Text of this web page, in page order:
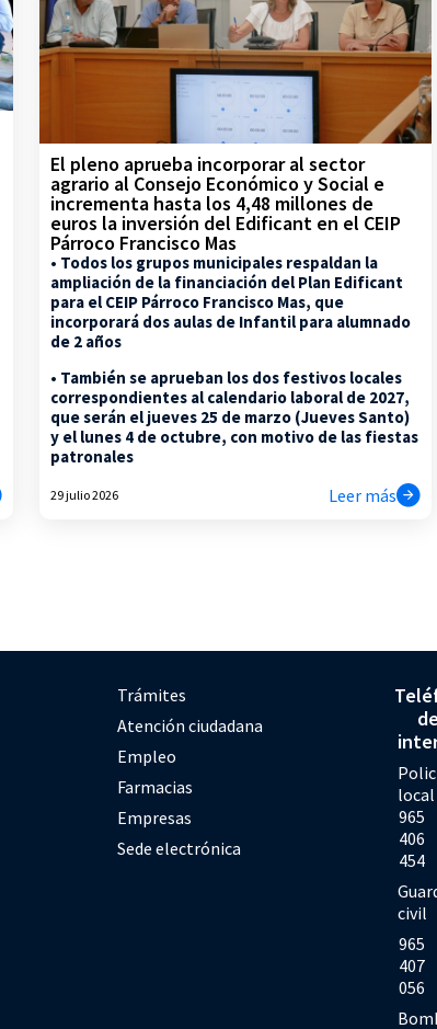
El pleno aprueba incorporar al sector
agrario al Consejo Económico y Social e
incrementa hasta los 4,48 millones de
euros la inversión del Edificant en el CEIP
Párroco Francisco Mas
• Todos los grupos municipales respaldan la
ampliación de la financiación del Plan Edificant
para el CEIP Párroco Francisco Mas, que
incorporará dos aulas de Infantil para alumnado
de 2 años
• También se aprueban los dos festivos locales
correspondientes al calendario laboral de 2027,
que serán el jueves 25 de marzo (Jueves Santo)
y el lunes 4 de octubre, con motivo de las fiestas
patronales
29 julio 2026 Leer más
Trámites
Atención ciudadana
Empleo
Farmacias
Empresas
Sede electrónica
de
local
965
406
454
civil
965
407
056